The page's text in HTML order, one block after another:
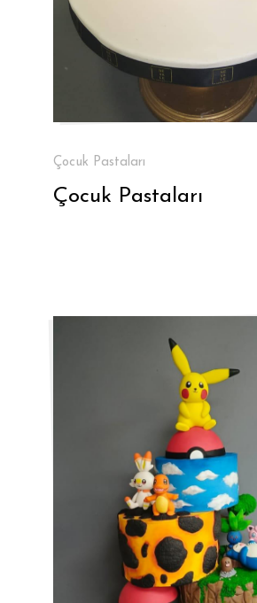
Çocuk Pastaları
Çocuk Pastaları